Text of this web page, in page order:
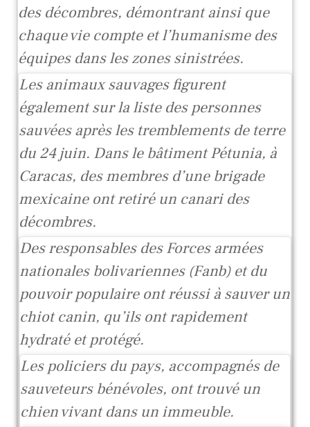
des décombres, démontrant ainsi que
chaque vie compte et l’humanisme des
équipes dans les zones sinistrées.
Les animaux sauvages figurent
également sur la liste des personnes
sauvées après les tremblements de terre
du 24 juin. Dans le bâtiment Pétunia, à
Caracas, des membres d’une brigade
mexicaine ont retiré un canari des
décombres.
Des responsables des Forces armées
nationales bolivariennes (Fanb) et du
pouvoir populaire ont réussi à sauver un
chiot canin, qu’ils ont rapidement
hydraté et protégé.
Les policiers du pays, accompagnés de
sauveteurs bénévoles, ont trouvé un
chien vivant dans un immeuble.